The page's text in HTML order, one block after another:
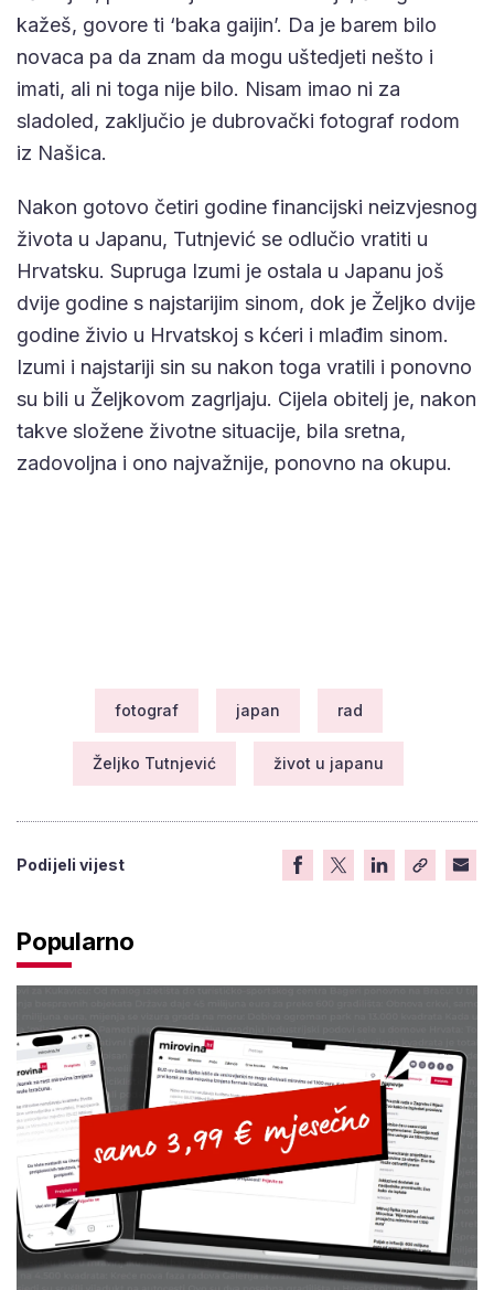
kažeš, govore ti ‘baka gaijin’. Da je barem bilo
novaca pa da znam da mogu uštedjeti nešto i
imati, ali ni toga nije bilo. Nisam imao ni za
sladoled, zaključio je dubrovački fotograf rodom
iz Našica.
Nakon gotovo četiri godine financijski neizvjesnog
života u Japanu, Tutnjević se odlučio vratiti u
Hrvatsku. Supruga Izumi je ostala u Japanu još
dvije godine s najstarijim sinom, dok je Željko dvije
godine živio u Hrvatskoj s kćeri i mlađim sinom.
Izumi i najstariji sin su nakon toga vratili i ponovno
su bili u Željkovom zagrljaju. Cijela obitelj je, nakon
takve složene životne situacije, bila sretna,
zadovoljna i ono najvažnije, ponovno na okupu.
fotograf japan rad
Željko Tutnjević život u japanu
Podijeli vijest
Popularno